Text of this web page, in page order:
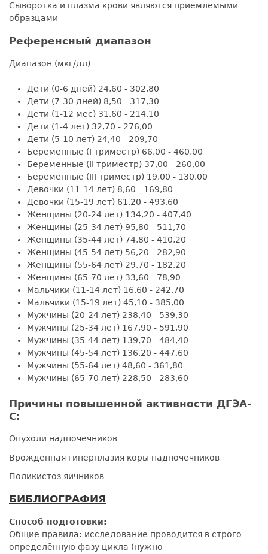
Сыворотка и плазма крови являются приемлемыми
образцами
Референсный диапазон
Диапазон (мкг/дл)
Дети (0-6 дней) 24,60 - 302,80
Дети (7-30 дней) 8,50 - 317,30
Дети (1-12 мес) 31,60 - 214,10
Дети (1-4 лет) 32,70 - 276,00
Дети (5-10 лет) 24,40 - 209,70
Беременные (I триместр) 66,00 - 460,00
Беременные (II триместр) 37,00 - 260,00
Беременные (III триместр) 19,00 - 130,00
Девочки (11-14 лет) 8,60 - 169,80
Девочки (15-19 лет) 61,20 - 493,60
Женщины (20-24 лет) 134,20 - 407,40
Женщины (25-34 лет) 95,80 - 511,70
Женщины (35-44 лет) 74,80 - 410,20
Женщины (45-54 лет) 56,20 - 282,90
Женщины (55-64 лет) 29,70 - 182,20
Женщины (65-70 лет) 33,60 - 78,90
Мальчики (11-14 лет) 16,60 - 242,70
Мальчики (15-19 лет) 45,10 - 385,00
Мужчины (20-24 лет) 238,40 - 539,30
Мужчины (25-34 лет) 167,90 - 591,90
Мужчины (35-44 лет) 139,70 - 484,40
Мужчины (45-54 лет) 136,20 - 447,60
Мужчины (55-64 лет) 48,60 - 361,80
Мужчины (65-70 лет) 228,50 - 283,60
Причины повышенной активности ДГЭА-
С:
Опухоли надпочечников
Врожденная гиперплазия коры надпочечников
Поликистоз яичников
БИБЛИОГРАФИЯ
Способ подготовки:
Общие правила: исследование проводится в строго
определённую фазу цикла (нужно